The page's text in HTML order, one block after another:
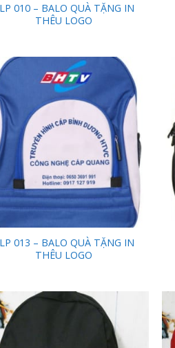
010 – BALO QUÀ TẶNG IN
THÊU LOGO
Add to
Wishlist
013 – BALO QUÀ TẶNG IN
THÊU LOGO
Add to
Wishlist